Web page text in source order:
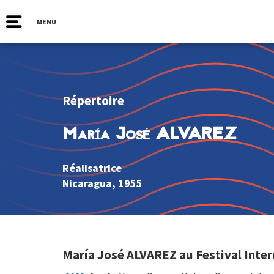
MENU
Répertoire
María José ALVAREZ
Réalisatrice
Nicaragua, 1955
María José ALVAREZ au Festival